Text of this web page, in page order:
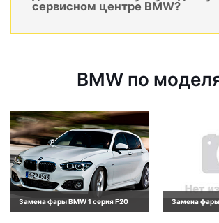
сервисном центре BMW?
BMW по
Замена фары BMW 1 серия F20 Замена фары